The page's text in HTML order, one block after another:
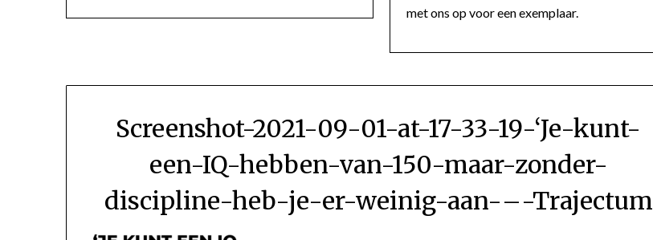
met ons op voor een exemplaar.
Screenshot-2021-09-01-at-17-33-19-‘Je-kunt-
een-IQ-hebben-van-150-maar-zonder-
discipline-heb-je-er-weinig-aan-–-Trajectum